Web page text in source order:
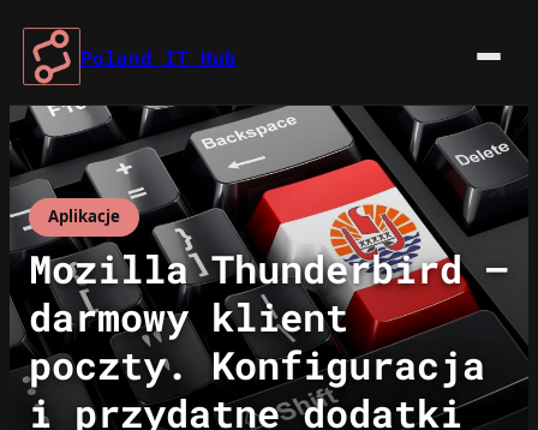
Przejdź
treści
Poland IT Hub
Aplikacje
Mozilla Thunderbird –
darmowy klient
poczty. Konfiguracja
i przydatne dodatki